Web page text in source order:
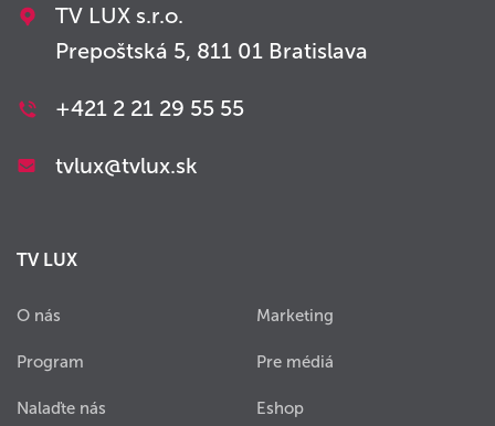
TV LUX s.r.o.
Prepoštská 5, 811 01 Bratislava
+421 2 21 29 55 55
tvlux@tvlux.sk
TV LUX
O nás
Program
Nalaďte nás
Marketing
Pre médiá
Eshop